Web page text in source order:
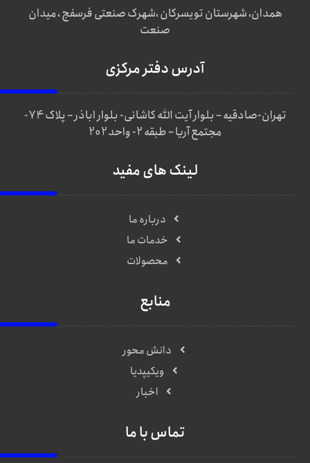
همدان، شهرستان تویسرکان ،شهرک صنعتی فرسفج ، میدان
صنعت
آدرس دفتر مرکزی
تهران-صادقیه – بلوار آیت الله کاشانی- بلوار اباذر – پلاک 74-
مجتمع آریا – طبقه 2- واحد 202
لینک های مفید
درباره ما
خدمات ما
محصولات
منابع
دانش محور
ویکیپدیا
اخبار
تماس با ما